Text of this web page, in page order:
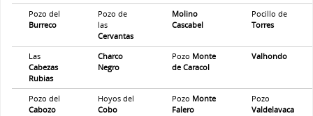
Pozo del
Burreco
Pozo de
las
Cervantas
Molino
Cascabel
Pocillo de
Torres
Las
Cabezas
Rubias
Charco
Negro
Pozo Monte
de Caracol
Valhondo
Pozo del
Cabozo
Hoyos del
Cobo
Pozo Monte
Falero
Pozo
Valdelavaca